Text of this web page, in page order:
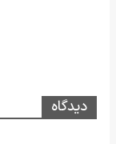
دیدگاه